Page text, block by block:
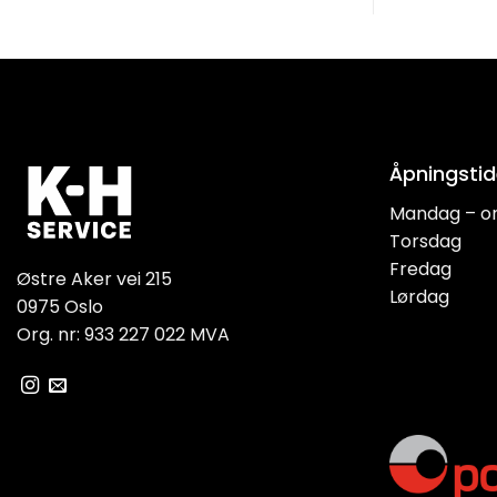
Østre Aker vei 215
0975 Oslo
Org. nr: 933 227 022 MVA
Mandag –
Torsdag
Fredag
Lørdag